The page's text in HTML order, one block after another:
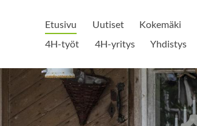
Etusivu Uutiset Kokemäki
4H-työt
4H-yritys Yhdistys